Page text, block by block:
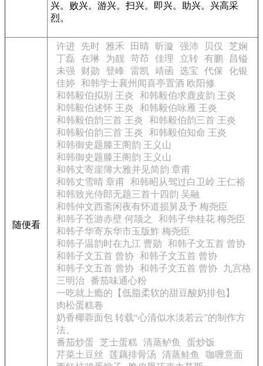
兴。败兴。游兴。扫兴。即兴。助兴。兴高采
烈。
随便看
许进 先时 雅禾 田晴 昕漩 强沛 贝仅
芝娴
丁磊
在琳 为靓 苛茚 佳理 立转 有鹏
昌镒
未强
财勋 登峰 雷凯 靖函 选宝 代保
化银
佳婷
和韩学士襄州闻喜亭置酒 欧阳修
和韩毅伯拟别 王炎
和韩毅伯求鹿皮韵 王炎
和韩毅伯述怀 王炎
和韩毅伯咏雁 王炎
和韩毅伯韵三首 王炎
和韩毅伯韵三首 王炎
和韩毅伯韵三首 王炎
和韩毅伯知命 王炎
和韩御史题滕王阁韵 王义山
和韩御史题滕王阁韵 王义山
和韩丈寄崖簿大雅并见简韵 章甫
和韩丈雪晴 章甫 和韩昭从驾过白卫岭 王仁裕
和韩致光侍郎无题三首十四韵 吴融
和韩仲文西斋闲夜有怀道损舅及予 梅尧臣
和韩子苍游赤壁 何颉之
和韩子华桂花 梅尧臣
和韩子华寄东华市玉版鮓 梅尧臣
和韩子温韵时在九江 曹勋
和韩子文五首 曾协
和韩子文五首 曾协 和韩子文五首 曾协
和韩子文五首 曾协 和韩子文五首 曾协
九宫格
三明治
番茄味通心粉
一吃就上瘾的【低脂柔软的甜豆酸奶排包】
肉松蛋糕卷
奶香椰蓉面包 转载“心清似水淡若云”的制作方
法。
番茄炒蛋
芝士蛋糕 清蒸鲈鱼
蛋炒饭
芹菜土豆丝
莲藕排骨汤 清蒸鲑鱼
咖喱意面